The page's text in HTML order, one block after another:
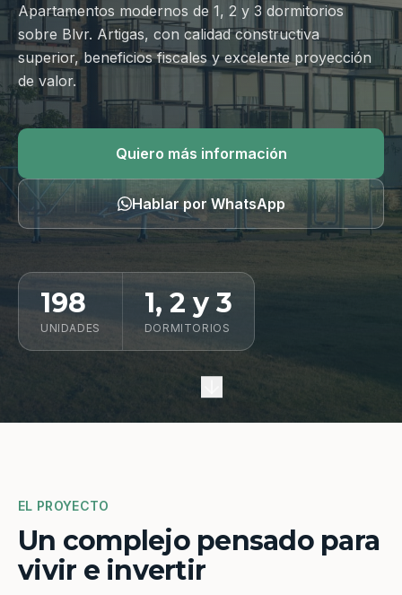
Ubicación
Contacto
Hablar por WhatsApp
Apartamentos modernos de 1, 2 y 3 dormitorios
sobre Blvr. Artigas, con calidad constructiva
superior, beneficios fiscales y excelente proyección
de valor.
Quiero más información
Hablar por WhatsApp
198
UNIDADES
1, 2 y 3
DORMITORIOS
EL PROYECTO
Un complejo pensado para
vivir e invertir